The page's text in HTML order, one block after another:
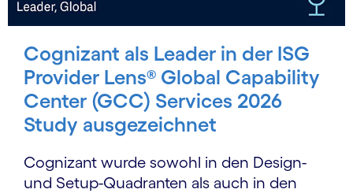
Cognizant als Leader in der ISG
Provider Lens® Global Capability
Center (GCC) Services 2026
Study ausgezeichnet
Cognizant wurde sowohl in den Design-
und Setup-Quadranten als auch in den